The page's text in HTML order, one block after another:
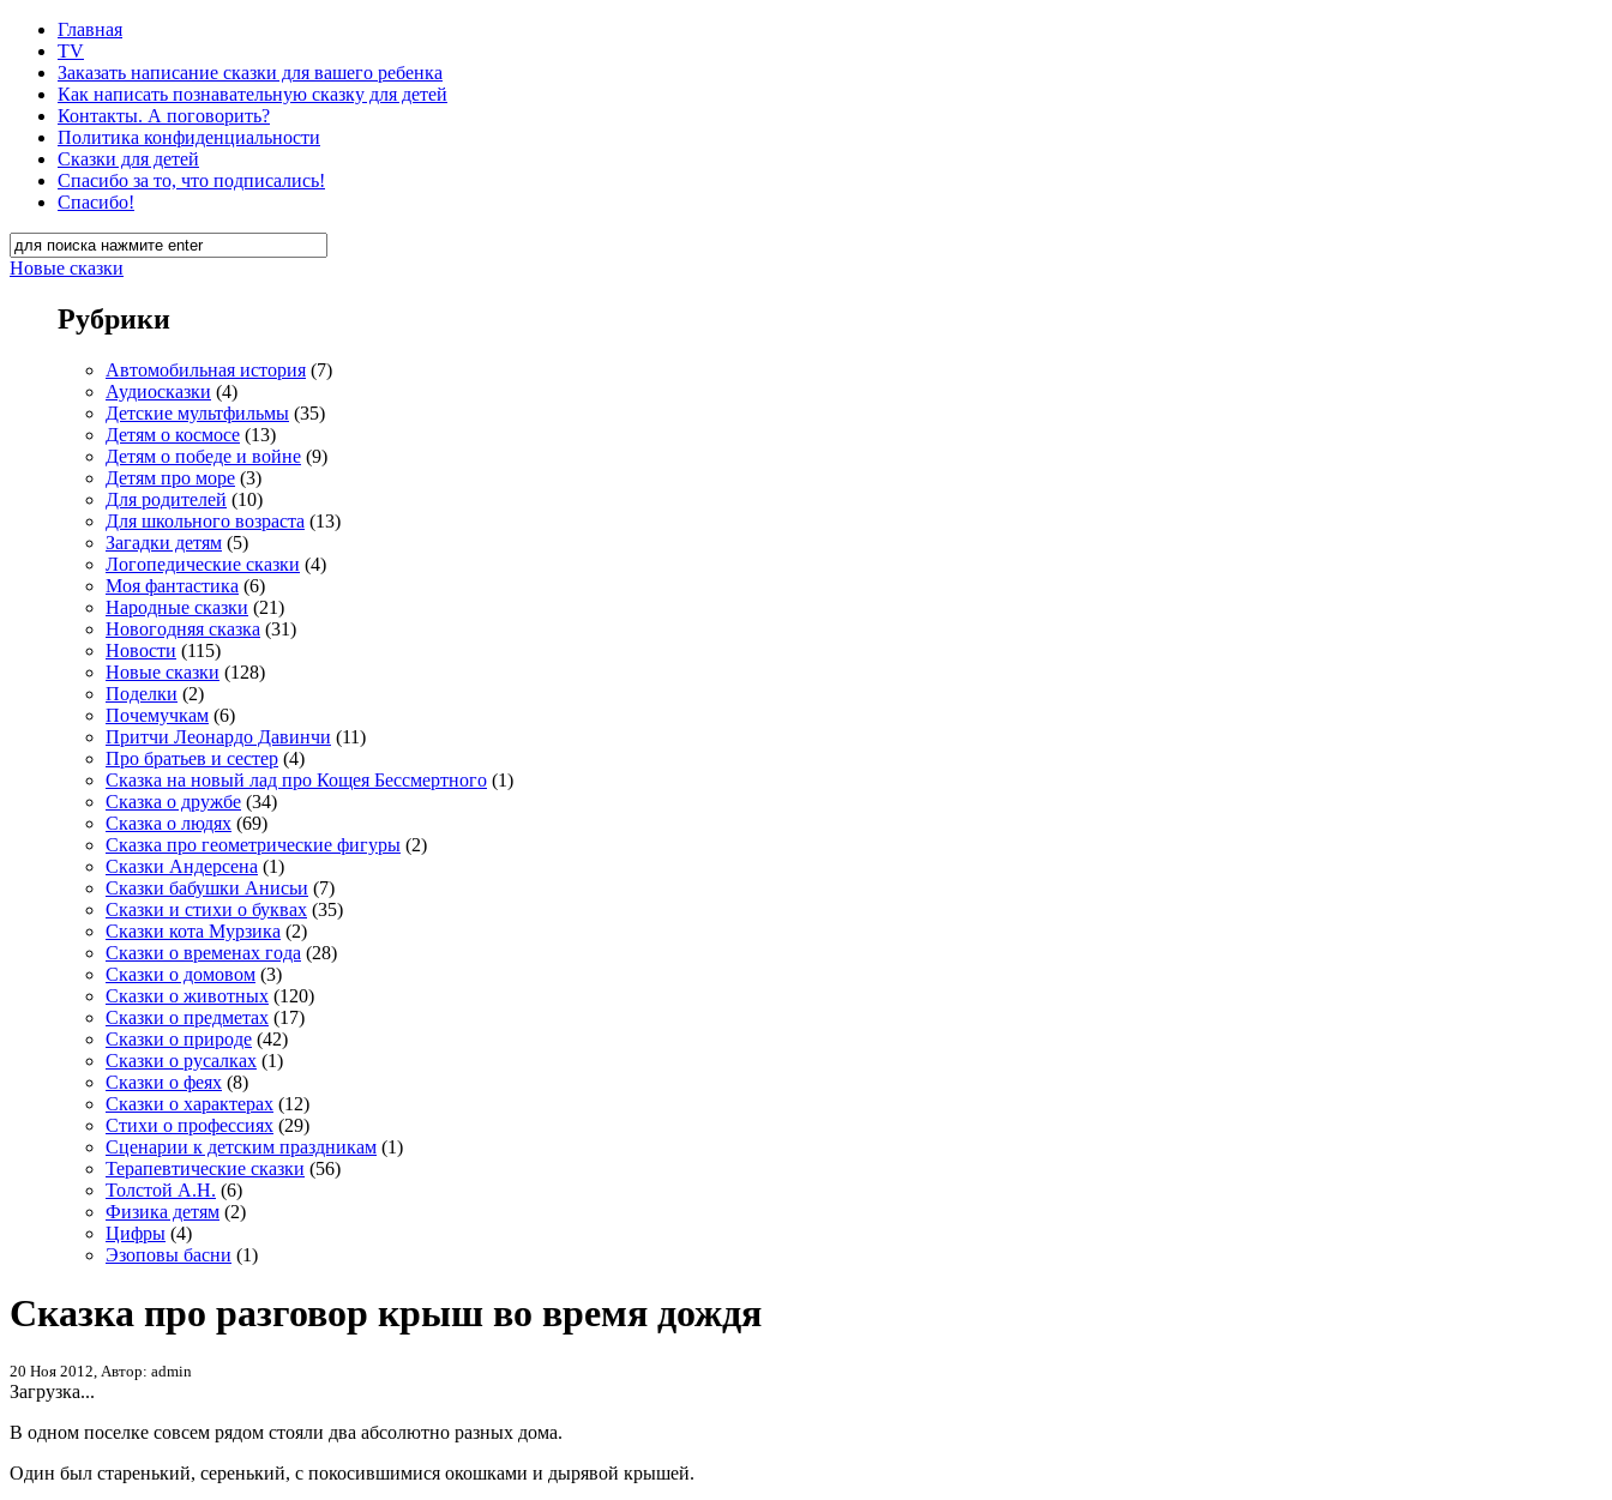
Главная
TV
Заказать написание сказки для вашего ребенка
Как написать познавательную сказку для детей
Контакты. А поговорить?
Политика конфиденциальности
Сказки для детей
Спасибо за то, что подписались!
Спасибо!
Новые сказки
Рубрики
Автомобильная история (7)
Аудиосказки (4)
Детские мультфильмы (35)
Детям о космосе (13)
Детям о победе и войне (9)
Детям про море (3)
Для родителей (10)
Для школьного возраста (13)
Загадки детям (5)
Логопедические сказки (4)
Моя фантастика (6)
Народные сказки (21)
Новогодняя сказка (31)
Новости (115)
Новые сказки (128)
Поделки (2)
Почемучкам (6)
Притчи Леонардо Давинчи (11)
Про братьев и сестер (4)
Сказка на новый лад про Кощея Бессмертного (1)
Сказка о дружбе (34)
Сказка о людях (69)
Сказка про геометрические фигуры (2)
Сказки Андерсена (1)
Сказки бабушки Анисьи (7)
Сказки и стихи о буквах (35)
Сказки кота Мурзика (2)
Сказки о временах года (28)
Сказки о домовом (3)
Сказки о животных (120)
Сказки о предметах (17)
Сказки о природе (42)
Сказки о русалках (1)
Сказки о феях (8)
Сказки о характерах (12)
Стихи о профессиях (29)
Сценарии к детским праздникам (1)
Терапевтические сказки (56)
Толстой А.Н. (6)
Физика детям (2)
Цифры (4)
Эзоповы басни (1)
Сказка про разговор крыш во время дождя
20 Ноя 2012, Автор: admin
Загрузка...
В одном поселке совсем рядом стояли два абсолютно разных дома.
Один был старенький, серенький, с покосившимися окошками и дырявой крышей.